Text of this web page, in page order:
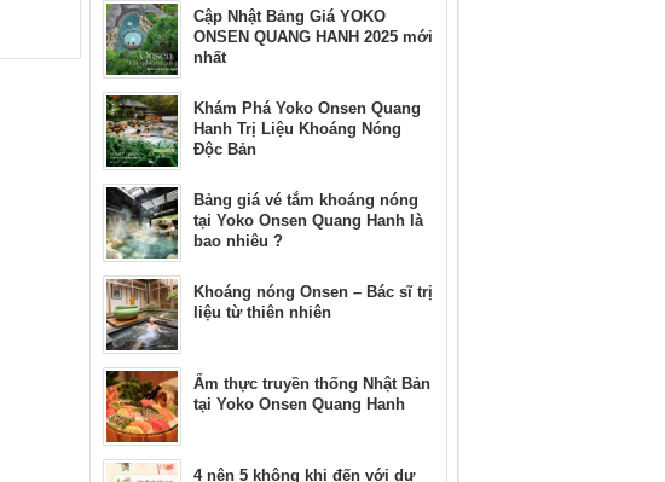
Cập Nhật Bảng Giá YOKO
ONSEN QUANG HANH 2025 mới
nhất
Khám Phá Yoko Onsen Quang
Hanh Trị Liệu Khoáng Nóng
Độc Bản
Bảng giá vé tắm khoáng nóng
tại Yoko Onsen Quang Hanh là
bao nhiêu ?
Khoáng nóng Onsen – Bác sĩ trị
liệu từ thiên nhiên
Ẩm thực truyền thống Nhật Bản
tại Yoko Onsen Quang Hanh
4 nên 5 không khi đến với dự